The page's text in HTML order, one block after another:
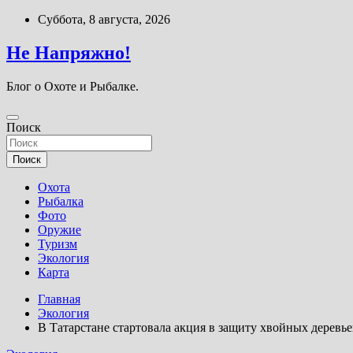
Перейти
содержимому
Суббота, 8 августа, 2026
Не Напряжно!
Блог о Охоте и Рыбалке.
Поиск
Поиск
Охота
Рыбалка
Фото
Оружие
Туризм
Экология
Карта
Главная
Экология
В Татарстане стартовала акция в защиту хвойных